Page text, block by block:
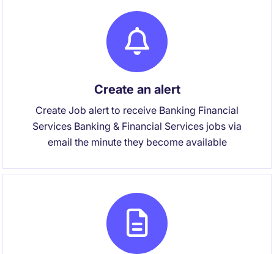
Create an alert
Create Job alert to receive Banking Financial
Services Banking & Financial Services jobs via
email the minute they become available